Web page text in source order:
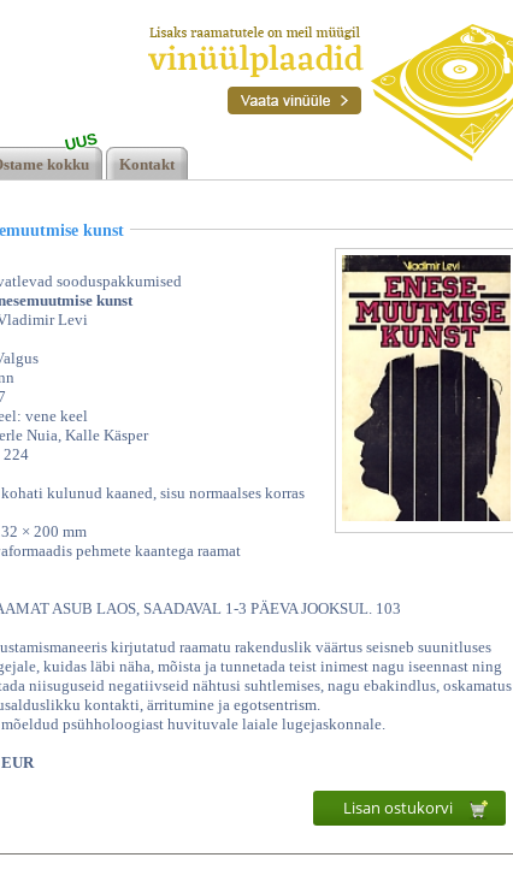
kokku
UUS
Kontakt
kunst
sooduspakkumised
kunst
Levi
vene keel
Nuia, Kalle Käsper
kulunud kaaned, sisu normaalses korras
× 200 mm
pehmete kaantega raamat
ASUB LAOS, SAADAVAL 1-3 PÄEVA JOOKSUL. 103
kirjutatud raamatu rakenduslik väärtus seisneb suunitluses
kuidas läbi näha, mõista ja tunnetada teist inimest nagu iseennast ning
niisuguseid negatiivseid nähtusi suhtlemises, nagu ebakindlus, oskamatus
kontakti, ärritumine ja egotsentrism.
mõeldud psühholoogiast huvituvale laiale lugejaskonnale.
Lisan ostukorvi